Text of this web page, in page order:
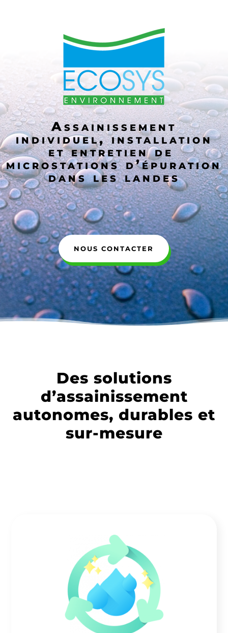
Assainissement
individuel, installation
et entretien de
microstations d’épuration
dans les landes
NOUS CONTACTER
Des solutions
d’assainissement
autonomes, durables et
sur-mesure